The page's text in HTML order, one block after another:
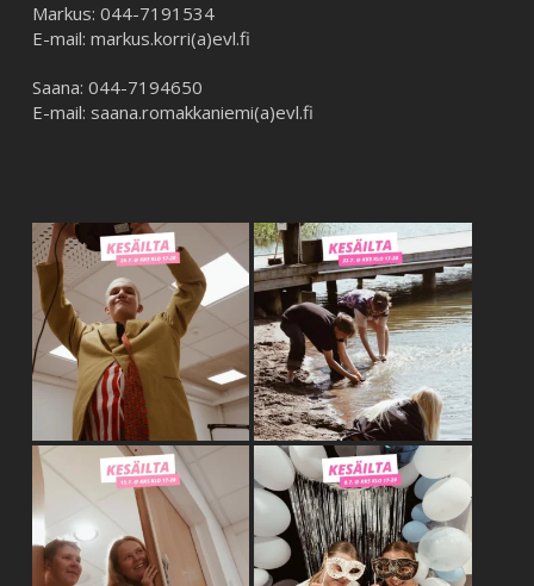
Markus: 044-7191534
E-mail: markus.korri(a)evl.fi
Saana: 044-7194650
E-mail: saana.romakkaniemi(a)evl.fi